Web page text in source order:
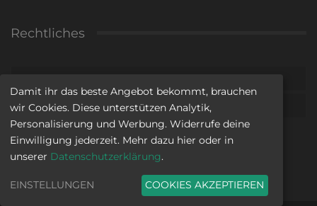
Rechtliches
Datenschutz
Damit ihr das beste Angebot bekommt, brauchen
wir Cookies. Diese unterstützen Analytik,
Personalisierung und Werbung. Widerrufe deine
Einwilligung jederzeit. Mehr dazu hier oder in
unserer Datenschutzerklärung.
EINSTELLUNGEN COOKIES AKZEPTIEREN